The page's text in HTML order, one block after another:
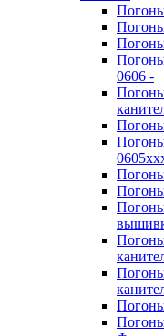
0606 -